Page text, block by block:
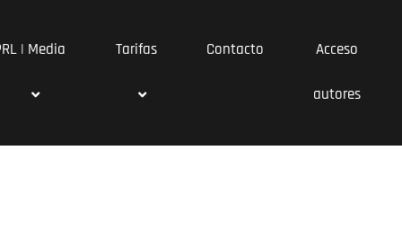
| Media Tarifas Contacto Acceso
autores